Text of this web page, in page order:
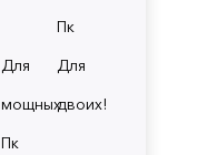
Пк
Для
мощных
Пк
Для
двоих!